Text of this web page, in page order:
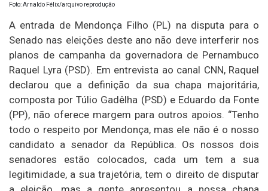
Foto: Arnaldo Félix/arquivo reprodução
A entrada de Mendonça Filho (PL) na disputa para o
Senado nas eleições deste ano não deve interferir nos
planos de campanha da governadora de Pernambuco
Raquel Lyra (PSD). Em entrevista ao canal CNN, Raquel
declarou que a definição da sua chapa majoritária,
composta por Túlio Gadêlha (PSD) e Eduardo da Fonte
(PP), não oferece margem para outros apoios. “Tenho
todo o respeito por Mendonça, mas ele não é o nosso
candidato a senador da República. Os nossos dois
senadores estão colocados, cada um tem a sua
legitimidade, a sua trajetória, tem o direito de disputar